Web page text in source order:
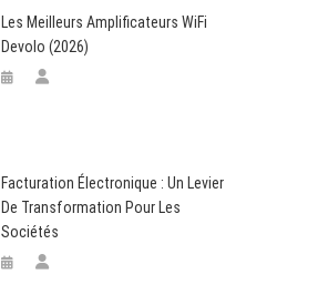
Les Meilleurs Amplificateurs WiFi
Devolo (2026)
Facturation Électronique : Un Levier
De Transformation Pour Les
Sociétés